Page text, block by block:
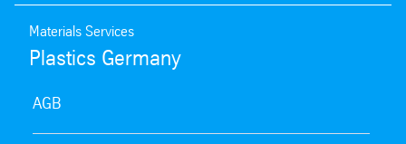
Materials Services
Plastics Germany
AGB